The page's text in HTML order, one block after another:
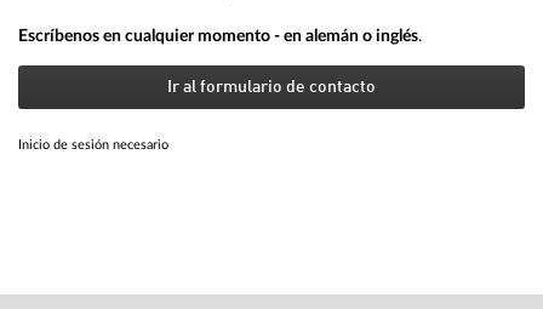
Escríbenos en cualquier momento - en alemán o inglés.
Ir al formulario de contacto
Inicio de sesión necesario